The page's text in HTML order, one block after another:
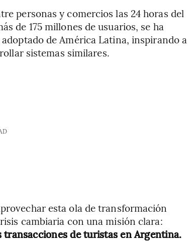
personas y comercios las 24 horas del
de 175 millones de usuarios, se ha
de América Latina, inspirando a
sistemas similares.
esta ola de transformación
cambiaria con una misión clara:
de turistas en Argentina.